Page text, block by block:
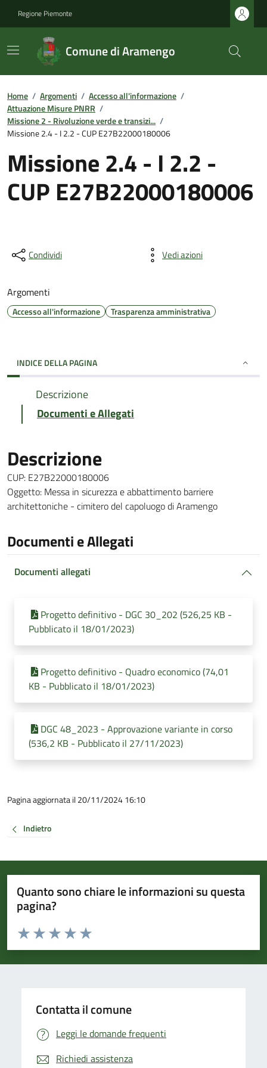
Regione Piemonte
Comune di Aramengo
Home / Argomenti / Accesso all'informazione /
Attuazione Misure PNRR /
Missione 2 - Rivoluzione verde e transizi... /
Missione 2.4 - I 2.2 - CUP E27B22000180006
Missione 2.4 - I 2.2 -
CUP E27B22000180006
Condividi Vedi azioni
Argomenti
Accesso all'informazione Trasparenza amministrativa
INDICE DELLA PAGINA
Descrizione
Documenti e Allegati
Descrizione
CUP: E27B22000180006
Oggetto: Messa in sicurezza e abbattimento barriere
architettoniche - cimitero del capoluogo di Aramengo
Documenti e Allegati
Documenti allegati
Progetto definitivo - DGC 30_202 (526,25 KB -
Pubblicato il 18/01/2023)
Progetto definitivo - Quadro economico (74,01
KB - Pubblicato il 18/01/2023)
DGC 48_2023 - Approvazione variante in corso
(536,2 KB - Pubblicato il 27/11/2023)
Pagina aggiornata il 20/11/2024 16:10
Indietro
Quanto sono chiare le informazioni su questa
pagina?
Valuta da 1 a 5 stelle la pagina
Valuta 5 stelle su 5
Valuta 4 stelle su 5
Valuta 3 stelle su 5
Valuta 2 stelle su 5
Valuta 1 stelle su 5
Contatta il comune
Leggi le domande frequenti
Richiedi assistenza